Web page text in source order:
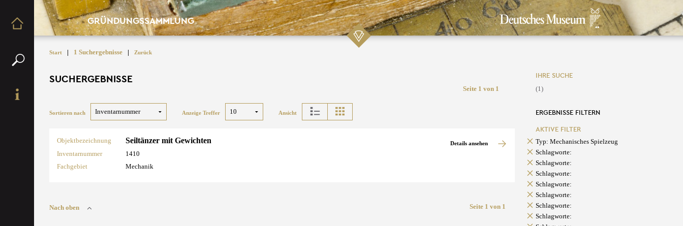
GRÜNDUNGSSAMMLUNG
Start | 1 Suchergebnisse | Zurück
SUCHERGEBNISSE
Seite 1 von 1
Sortieren nach Anzeige Treffer Ansicht
Objektbezeichnung Seiltänzer mit Gewichten
Inventarnummer
1410
Fachgebiet
Mechanik
Details ansehen
Nach oben Seite 1 von 1
IHRE SUCHE
(1)
ERGEBNISSE FILTERN
AKTIVE FILTER
Typ: Mechanisches Spielzeug
Schlagworte:
Schlagworte:
Schlagworte:
Schlagworte:
Schlagworte:
Schlagworte:
Schlagworte: